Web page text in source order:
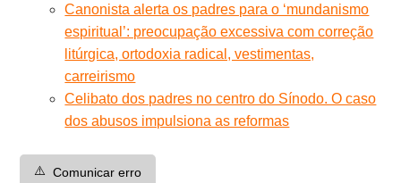
Canonista alerta os padres para o ‘mundanismo
espiritual’: preocupação excessiva com correção
litúrgica, ortodoxia radical, vestimentas,
carreirismo
Celibato dos padres no centro do Sínodo. O caso
dos abusos impulsiona as reformas
⚠️ Comunicar erro